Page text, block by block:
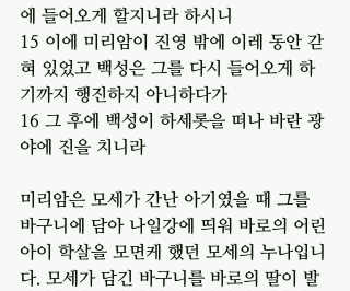
에 들어오게 할지니라 하시니
15 이에 미리암이 진영 밖에 이레 동안 갇
혀 있었고 백성은 그를 다시 들어오게 하
기까지 행진하지 아니하다가
16 그 후에 백성이 하세롯을 떠나 바란 광
야에 진을 치니라
미리암은 모세가 간난 아기였을 때 그를
바구니에 담아 나일강에 띄워 바로의 어린
아이 학살을 모면케 했던 모세의 누나입니
다. 모세가 담긴 바구니를 바로의 딸이 발